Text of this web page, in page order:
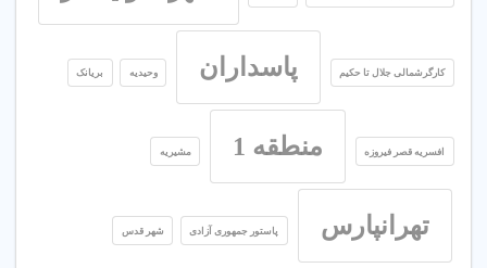
کارگرشمالی جلال تا حکیم پاسداران وحیدیه بریانک
افسریه قصر فیروزه منطقه 1 مشیریه
تهرانپارس پاستور جمهوری آزادی شهر قدس